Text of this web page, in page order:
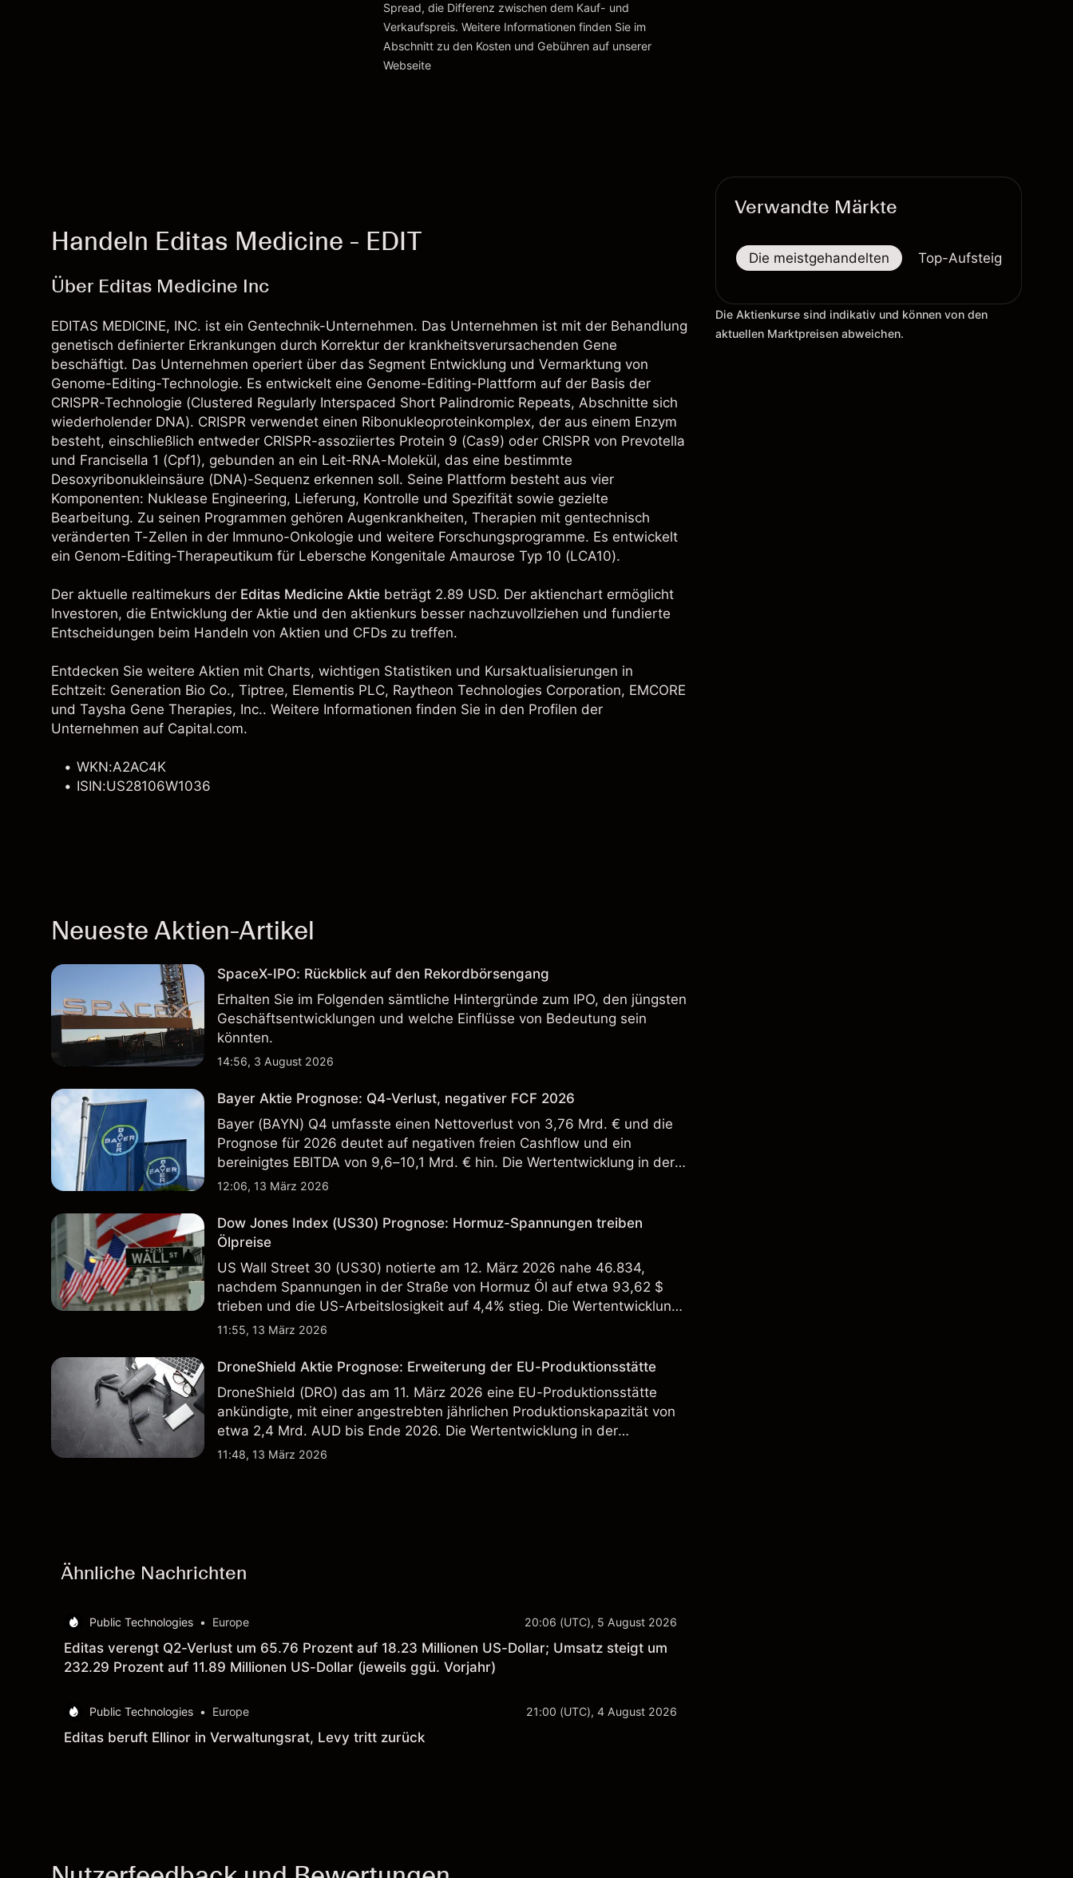
Kosten und Gebühren
Spread, die Differenz zwischen dem Kauf- und
Verkaufspreis. Weitere Informationen finden Sie im
Abschnitt zu den Kosten und Gebühren auf unserer
Webseite
Handeln Editas Medicine - EDIT
Über Editas Medicine Inc
EDITAS MEDICINE, INC. ist ein Gentechnik-Unternehmen. Das Unternehmen ist mit der Behandlung
genetisch definierter Erkrankungen durch Korrektur der krankheitsverursachenden Gene
beschäftigt. Das Unternehmen operiert über das Segment Entwicklung und Vermarktung von
Genome-Editing-Technologie. Es entwickelt eine Genome-Editing-Plattform auf der Basis der
CRISPR-Technologie (Clustered Regularly Interspaced Short Palindromic Repeats, Abschnitte sich
wiederholender DNA). CRISPR verwendet einen Ribonukleoproteinkomplex, der aus einem Enzym
besteht, einschließlich entweder CRISPR-assoziiertes Protein 9 (Cas9) oder CRISPR von Prevotella
und Francisella 1 (Cpf1), gebunden an ein Leit-RNA-Molekül, das eine bestimmte
Desoxyribonukleinsäure (DNA)-Sequenz erkennen soll. Seine Plattform besteht aus vier
Komponenten: Nuklease Engineering, Lieferung, Kontrolle und Spezifität sowie gezielte
Bearbeitung. Zu seinen Programmen gehören Augenkrankheiten, Therapien mit gentechnisch
veränderten T-Zellen in der Immuno-Onkologie und weitere Forschungsprogramme. Es entwickelt
ein Genom-Editing-Therapeutikum für Lebersche Kongenitale Amaurose Typ 10 (LCA10).
Der aktuelle realtimekurs der Editas Medicine Aktie beträgt 2.89 USD. Der aktienchart ermöglicht
Investoren, die Entwicklung der Aktie und den aktienkurs besser nachzuvollziehen und fundierte
Entscheidungen beim Handeln von Aktien und CFDs zu treffen.
Entdecken Sie weitere Aktien mit Charts, wichtigen Statistiken und Kursaktualisierungen in
Echtzeit: Generation Bio Co., Tiptree, Elementis PLC, Raytheon Technologies Corporation, EMCORE
und Taysha Gene Therapies, Inc.. Weitere Informationen finden Sie in den Profilen der
Unternehmen auf Capital.com.
WKN:A2AC4K
ISIN:US28106W1036
Neueste Aktien-Artikel
SpaceX-IPO: Rückblick auf den Rekordbörsengang
Erhalten Sie im Folgenden sämtliche Hintergründe zum IPO, den jüngsten
Geschäftsentwicklungen und welche Einflüsse von Bedeutung sein
könnten.
14:56, 3 August 2026
Bayer Aktie Prognose: Q4-Verlust, negativer FCF 2026
Bayer (BAYN) Q4 umfasste einen Nettoverlust von 3,76 Mrd. € und die
Prognose für 2026 deutet auf negativen freien Cashflow und ein
bereinigtes EBITDA von 9,6–10,1 Mrd. € hin. Die Wertentwicklung in der
Vergangenheit ist kein verlässlicher Indikator für zukünftige Ergebnisse.
12:06, 13 März 2026
Dow Jones Index (US30) Prognose: Hormuz-Spannungen treiben
Ölpreise
US Wall Street 30 (US30) notierte am 12. März 2026 nahe 46.834,
nachdem Spannungen in der Straße von Hormuz Öl auf etwa 93,62 $
trieben und die US-Arbeitslosigkeit auf 4,4% stieg. Die Wertentwicklung
in der Vergangenheit ist kein verlässlicher Indikator für zukünftige
11:55, 13 März 2026
DroneShield Aktie Prognose: Erweiterung der EU-Produktionsstätte
DroneShield (DRO) das am 11. März 2026 eine EU-Produktionsstätte
ankündigte, mit einer angestrebten jährlichen Produktionskapazität von
etwa 2,4 Mrd. AUD bis Ende 2026. Die Wertentwicklung in der
Vergangenheit ist kein verlässlicher Indikator für zukünftige Ergebnisse.
11:48, 13 März 2026
Ähnliche Nachrichten
Public Technologies • Europe 20:06 (UTC), 5 August 2026
Editas verengt Q2-Verlust um 65.76 Prozent auf 18.23 Millionen US-Dollar; Umsatz steigt um
232.29 Prozent auf 11.89 Millionen US-Dollar (jeweils ggü. Vorjahr)
Public Technologies • Europe 21:00 (UTC), 4 August 2026
Editas beruft Ellinor in Verwaltungsrat, Levy tritt zurück
Verwandte Märkte
Die meistgehandelten Top-Aufsteiger
Die Aktienkurse sind indikativ und können von den
aktuellen Marktpreisen abweichen.